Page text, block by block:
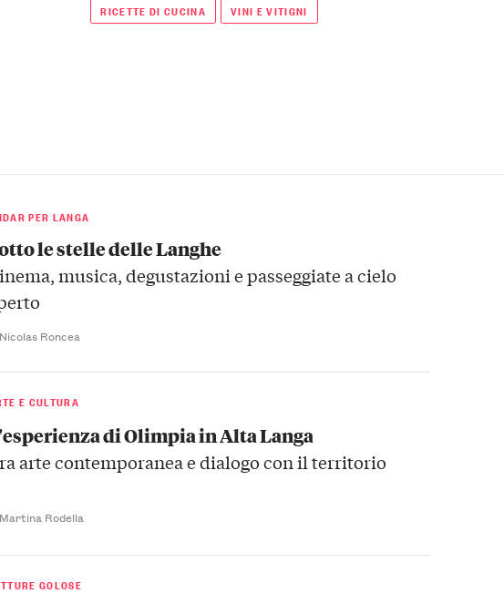
RICETTE DI CUCINA VINI E VITIGNI
PER LANGA
le stelle delle Langhe
musica, degustazioni e passeggiate a cielo
Roncea
E CULTURA
di Olimpia in Alta Langa
arte contemporanea e dialogo con il territorio
Rodella
GOLOSE